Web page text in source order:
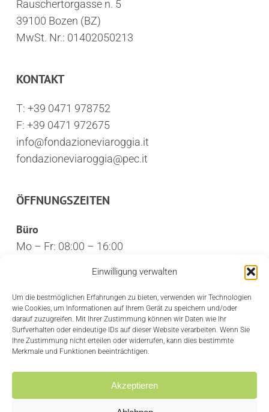
Einwilligung verwalten
Um die bestmöglichen Erfahrungen zu bieten, verwenden wir Technologien
wie Cookies, um Informationen auf Ihrem Gerät zu speichern und/oder
darauf zuzugreifen. Mit Ihrer Zustimmung können wir Daten wie Ihr
Surfverhalten oder eindeutige IDs auf dieser Website verarbeiten. Wenn Sie
Ihre Zustimmung nicht erteilen oder widerrufen, kann dies bestimmte
Merkmale und Funktionen beeinträchtigen.
Akzeptieren
Rauschertorgasse n. 5
39100 Bozen (BZ)
MwSt. Nr.: 01402050213
KONTAKT
T: +39 0471 978752
F: +39 0471 972675
info@fondazioneviaroggia.it
fondazioneviaroggia@pec.it
ÖFFNUNGSZEITEN
Büro
Mo – Fr: 08:00 – 16:00
Mo – Fr: 10:30 – 12:30
CREDITS
Privacy Policy